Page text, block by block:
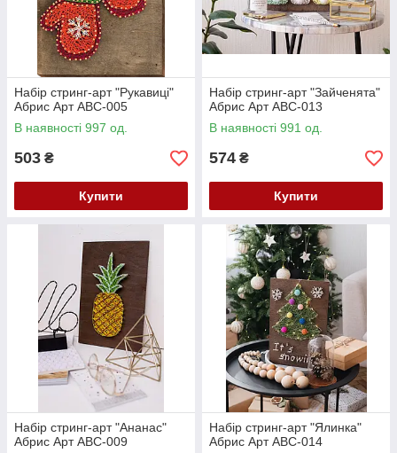
Набір стринг-арт "Рукавиці"
Абрис Арт ABC-005
В наявності 997 од.
503 ₴
Купити
Набір стринг-арт "Зайченята"
Абрис Арт ABC-013
В наявності 991 од.
574 ₴
Купити
Набір стринг-арт "Ананас"
Абрис Арт ABC-009
Набір стринг-арт "Ялинка"
Абрис Арт ABC-014